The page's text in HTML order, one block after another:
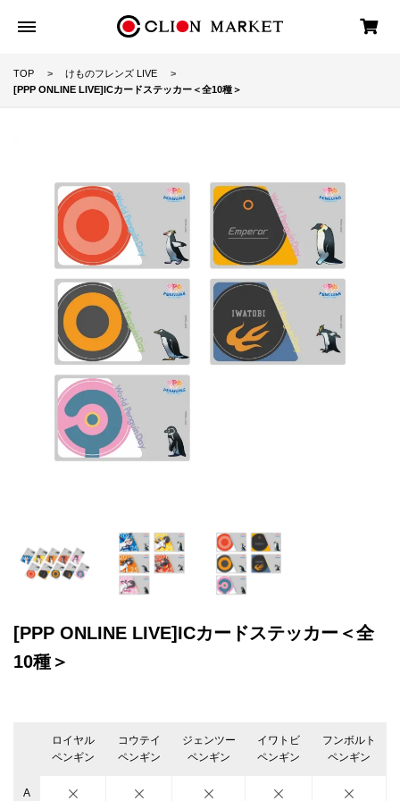
TOP
けものフレンズ LIVE
[PPP ONLINE LIVE]ICカードステッカー＜全10種＞
[PPP ONLINE LIVE]ICカードステッカー＜全
10種＞
ロイヤル
ペンギン
コウテイ
ペンギン
ジェンツー
ペンギン
イワトビ
ペンギン
フンボルト
ペンギン
A